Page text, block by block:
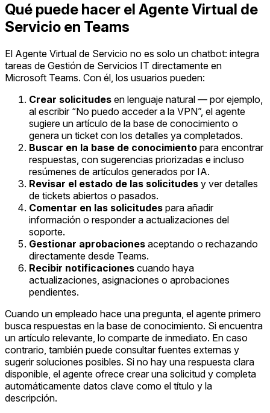
Qué puede hacer el Agente Virtual de
Servicio en Teams
El Agente Virtual de Servicio no es solo un chatbot: integra
tareas de Gestión de Servicios IT directamente en
Microsoft Teams. Con él, los usuarios pueden:
Crear solicitudes en lenguaje natural — por ejemplo,
al escribir “No puedo acceder a la VPN”, el agente
sugiere un artículo de la base de conocimiento o
genera un ticket con los detalles ya completados.
Buscar en la base de conocimiento para encontrar
respuestas, con sugerencias priorizadas e incluso
resúmenes de artículos generados por IA.
Revisar el estado de las solicitudes y ver detalles
de tickets abiertos o pasados.
Comentar en las solicitudes para añadir
información o responder a actualizaciones del
soporte.
Gestionar aprobaciones aceptando o rechazando
directamente desde Teams.
Recibir notificaciones cuando haya
actualizaciones, asignaciones o aprobaciones
pendientes.
Cuando un empleado hace una pregunta, el agente primero
busca respuestas en la base de conocimiento. Si encuentra
un artículo relevante, lo comparte de inmediato. En caso
contrario, también puede consultar fuentes externas y
sugerir soluciones posibles. Si no hay una respuesta clara
disponible, el agente ofrece crear una solicitud y completa
automáticamente datos clave como el título y la
descripción.